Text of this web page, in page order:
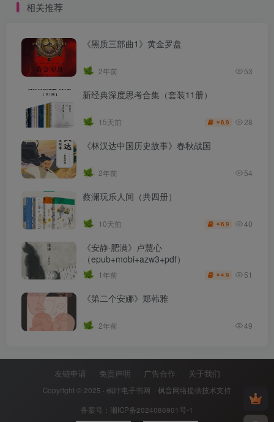
相关推荐
《黑质三部曲1》黄金罗盘
2年前 53
新经典深度思考合集（套装11册）
15天前 ￥6.9 28
《林汉达中国历史故事》春秋战国
2年前 54
蔡澜玩乐人间（共四册）
10天前 ￥6.9 40
《安静·肥满》卢慧心
（epub+mobi+azw3+pdf）
1年前 ￥4.9 51
《第二个安娜》郑韩雅
2年前 49
友链申请 免责声明 广告合作 关于我们
Copyright © 2025 · 枫叶电子书网 · 枫音网络提供技术支持
备案号： 湘ICP备2024086901号-1